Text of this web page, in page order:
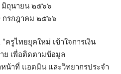
มิถุนายน ๒๕๖๖
กรกฎาคม ๒๕๖๖
ครูไทยยุคใหม่ เข้าใจการเงิน
ย เพื่อติดตามข้อมูล
น้าที่ แอดมิน และวิทยากรประจำ